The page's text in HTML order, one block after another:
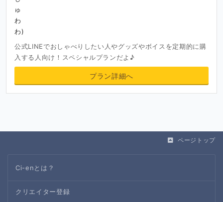
公式LINEでおしゃべりしたい人やグッズやボイスを定期的に購
入する人向け！スペシャルプランだよ♪
プラン詳細へ
ページトップ
Ci-enとは？
クリエイター登録